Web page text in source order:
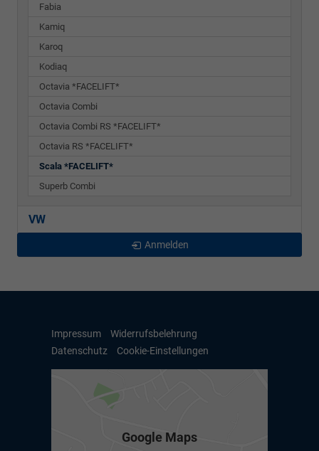
Fabia
Kamiq
Karoq
Kodiaq
Octavia *FACELIFT*
Octavia Combi
Octavia Combi RS *FACELIFT*
Octavia RS *FACELIFT*
Scala *FACELIFT*
Superb Combi
VW
Anmelden
Impressum
Widerrufsbelehrung
Datenschutz
Cookie-Einstellungen
Google Maps